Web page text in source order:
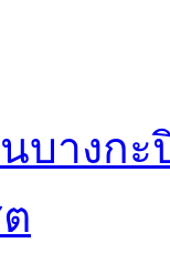
บางกะ